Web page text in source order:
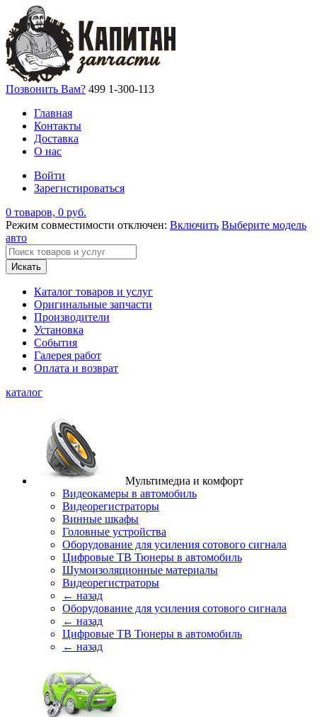
Позвонить Вам? 499 1-300-113
Главная
Контакты
Доставка
О нас
Войти
Зарегистироваться
0 товаров, 0 руб.
Режим совместимости отключен: Включить Выберите модель
авто
Искать
Каталог товаров и услуг
Оригинальные запчасти
Производители
Установка
События
Галерея работ
Оплата и возврат
каталог
Мультимедиа и комфорт
Видеокамеры в автомобиль
Видеорегистраторы
Винные шкафы
Головные устройства
Оборудование для усиления сотового сигнала
Цифровые ТВ Тюнеры в автомобиль
Шумоизоляционные материалы
Видеорегистраторы
← назад
Оборудование для усиления сотового сигнала
← назад
Цифровые ТВ Тюнеры в автомобиль
← назад